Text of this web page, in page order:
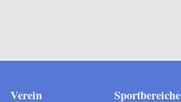
Verein Sportbereiche